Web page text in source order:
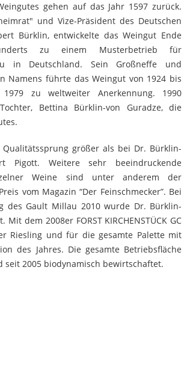
gehen auf das Jahr 1597 zurück.
und Vize-Präsident des Deutschen
Bürklin, entwickelte das Weingut Ende
zu einem Musterbetrieb für
in Deutschland. Sein Großneffe und
Namens führte das Weingut von 1924 bis
zu weltweiter Anerkennung. 1990
Bettina Bürklin-von Guradze, die
größer als bei Dr. Bürklin-
Pigott. Weitere sehr beeindruckende
Weine sind unter anderem der
vom Magazin “Der Feinschmecker”. Bei
des Gault Millau 2010 wurde Dr. Bürklin-
dem 2008er FORST KIRCHENSTÜCK GC
Riesling und für die gesamte Palette mit
des Jahres. Die gesamte Betriebsfläche
seit 2005 biodynamisch bewirtschaftet.